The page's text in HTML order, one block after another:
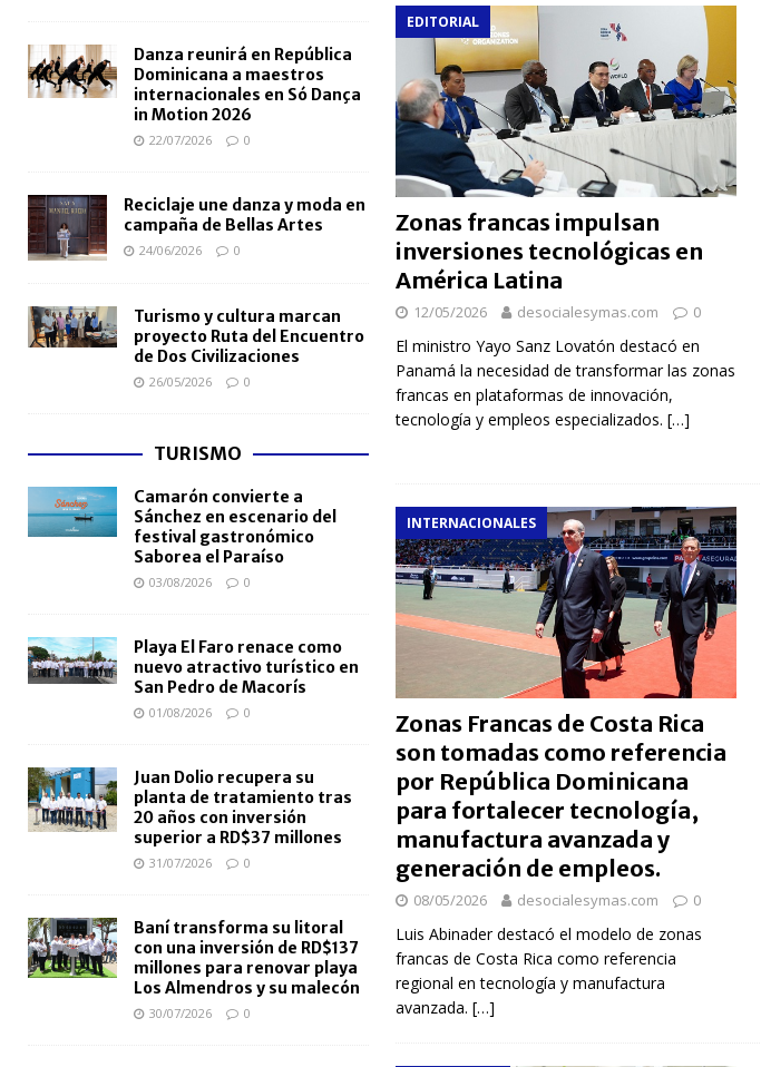
EDITORIAL
Zonas francas impulsan
inversiones tecnológicas en
América Latina
12/05/2026 desocialesymas.com 0
El ministro Yayo Sanz Lovatón destacó en
Panamá la necesidad de transformar las zonas
francas en plataformas de innovación,
tecnología y empleos especializados. […]
INTERNACIONALES
Zonas Francas de Costa Rica
son tomadas como referencia
por República Dominicana
para fortalecer tecnología,
manufactura avanzada y
generación de empleos.
08/05/2026 desocialesymas.com 0
Luis Abinader destacó el modelo de zonas
francas de Costa Rica como referencia
regional en tecnología y manufactura
avanzada. […]
Danza reunirá en República
Dominicana a maestros
internacionales en Só Dança
in Motion 2026
22/07/2026 0
Reciclaje une danza y moda en
campaña de Bellas Artes
24/06/2026 0
Turismo y cultura marcan
proyecto Ruta del Encuentro
de Dos Civilizaciones
26/05/2026 0
TURISMO
Camarón convierte a
Sánchez en escenario del
festival gastronómico
Saborea el Paraíso
03/08/2026 0
Playa El Faro renace como
nuevo atractivo turístico en
San Pedro de Macorís
01/08/2026 0
Juan Dolio recupera su
planta de tratamiento tras
20 años con inversión
superior a RD$37 millones
31/07/2026 0
Baní transforma su litoral
con una inversión de RD$137
millones para renovar playa
Los Almendros y su malecón
30/07/2026 0